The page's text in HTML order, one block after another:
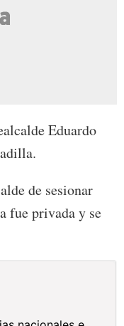
Eduardo
de sesionar
fue privada y se